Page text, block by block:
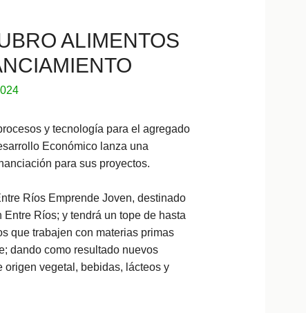
ALIMENTOS
y tecnología para el agregado
Económico lanza una
para sus proyectos.
Ríos Emprende Joven, destinado
Ríos; y tendrá un tope de hasta
que trabajen con materias primas
dando como resultado nuevos
origen vegetal, bebidas, lácteos y